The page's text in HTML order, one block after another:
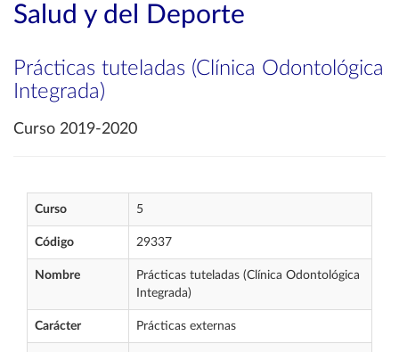
Salud y del Deporte
Prácticas tuteladas (Clínica Odontológica
Integrada)
Curso 2019-2020
Curso 5
Código 29337
Nombre
Prácticas tuteladas (Clínica Odontológica
Integrada)
Carácter Prácticas externas